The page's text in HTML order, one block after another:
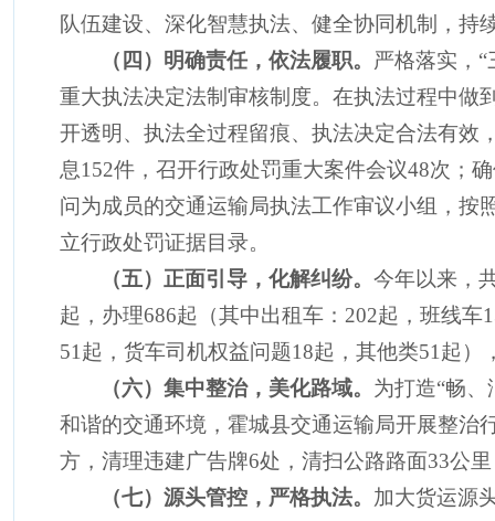
队伍建设、深化智慧执法、健全协同机制，持
（四）明确责任，依法履职。 严格落实， “
重大执法决定法制审核制度。在执法过程中做
开透明、执法全过程留痕、执法决定合法有效
息152件，召开行政处罚重大案件会议48次；
问为成员的交通运输局执法工作审议小组，按
立行政处罚证据目录。
（五）正面引导，化解纠纷。今年以来，
起，办理686起（其中出租车： 202起，班线车
51 起，货车司机权益问题18起，其他类51 起）
（六）集中整治，美化路域。 为打造“畅
和谐的交通环境，霍城县交通运输局开展整治
方，清理违建广告牌6处，清扫公路路面33公
（七）源头管控， 严格执法。 加大货运源